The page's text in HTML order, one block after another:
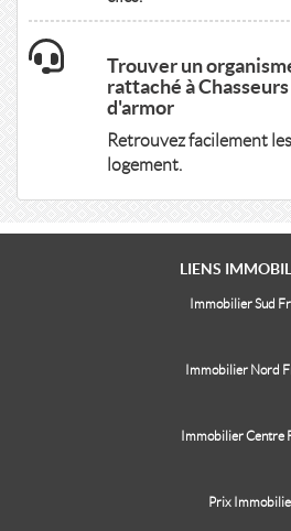
Trouver un
rattaché à
d'armor
Retrouvez facilement
logement.
LIENS
Immobilier Sud
Immobilier Nord
Immobilier Centre
Prix